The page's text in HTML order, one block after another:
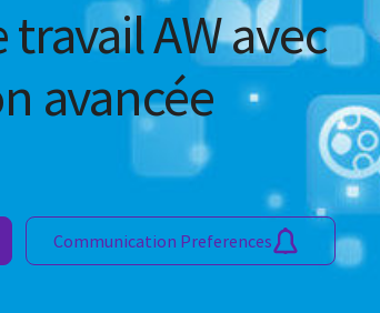
AW avec
avancée
Communication Preferences